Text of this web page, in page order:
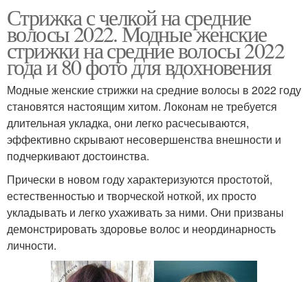
Стрижка с челкой на средние
волосы 2022. Модные женские
стрижки на средние волосы 2022
года и 80 фото для вдохновения
Модные женские стрижки на средние волосы в 2022 году
становятся настоящим хитом. Локонам не требуется
длительная укладка, они легко расчесываются,
эффективно скрывают несовершенства внешности и
подчеркивают достоинства.
Прически в новом году характеризуются простотой,
естественностью и творческой ноткой, их просто
укладывать и легко ухаживать за ними. Они призваны
демонстрировать здоровье волос и неординарность
личности.